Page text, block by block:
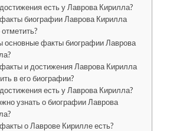
есть у Лаврова Кирилла?
биографии Лаврова Кирилла
основные факты биографии Лаврова
и достижения Лаврова Кирилла
в его биографии?
есть у Лаврова Кирилла?
узнать о биографии Лаврова
о Лаврове Кирилле есть?